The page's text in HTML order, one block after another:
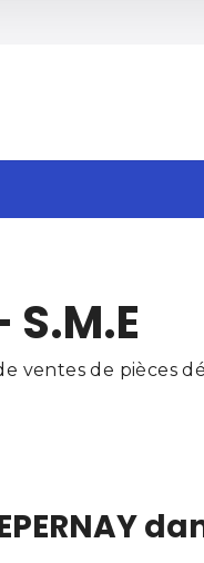
ventes de pièces